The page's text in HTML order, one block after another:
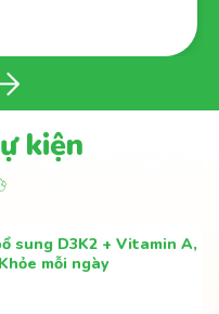
kiện
sung D3K2 + Vitamin A,
mỗi ngày